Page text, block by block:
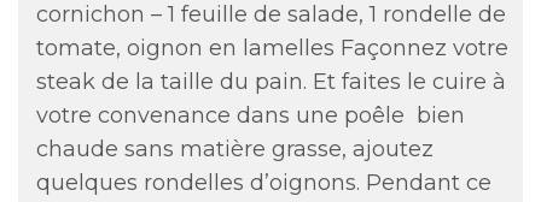
cornichon – 1 feuille de salade, 1 rondelle de
tomate, oignon en lamelles Façonnez votre
steak de la taille du pain. Et faites le cuire à
votre convenance dans une poêle bien
chaude sans matière grasse, ajoutez
quelques rondelles d’oignons. Pendant ce